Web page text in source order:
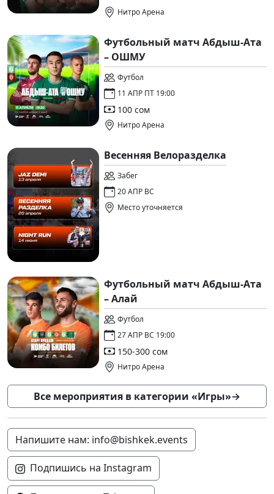
Нитро Арена
Футбольный матч Абдыш-Ата
– ОШМУ
Футбол
11 АПР ПТ 19:00
100 сом
Нитро Арена
Весенняя Велоразделка
Забег
20 АПР ВС
Место уточняется
Футбольный матч Абдыш-Ата
– Алай
Футбол
27 АПР ВС 19:00
150-300 сом
Нитро Арена
Все мероприятия в категории «Игры»→
Напишите нам: info@bishkek.events
Подпишись на Instagram